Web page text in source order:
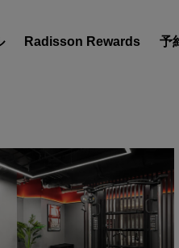
Radisson Rewards 予
目的地
リゾート
サービス付きアパートメント
エアポートホテル